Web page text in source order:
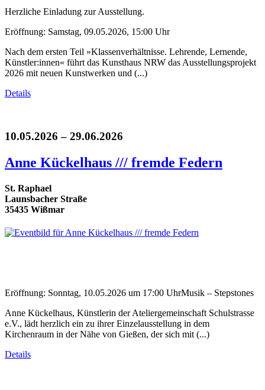
Herzliche Einladung zur Ausstellung.
Eröffnung: Samstag, 09.05.2026, 15:00 Uhr
Nach dem ersten Teil »Klassenverhältnisse. Lehrende, Lernende,
Künstler:innen« führt das Kunsthaus NRW das Ausstellungsprojekt
2026 mit neuen Kunstwerken und (...)
Details
10.05.2026 – 29.06.2026
Anne Kückelhaus /// fremde Federn
St. Raphael
Launsbacher Straße
35435 Wißmar
Eröffnung: Sonntag, 10.05.2026 um 17:00 UhrMusik – Stepstones
Anne Kückelhaus, Künstlerin der Ateliergemeinschaft Schulstrasse
e.V., lädt herzlich ein zu ihrer Einzelausstellung in dem
Kirchenraum in der Nähe von Gießen, der sich mit (...)
Details